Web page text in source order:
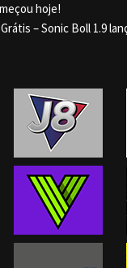
hoje!
– Sonic Boll 1.9